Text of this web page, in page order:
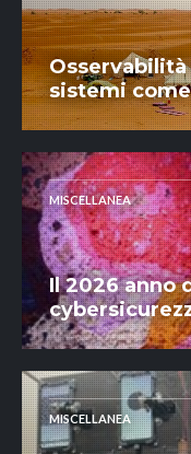
sistemi
MISCELLANEA
Il 2026 anno
MISCELLANEA